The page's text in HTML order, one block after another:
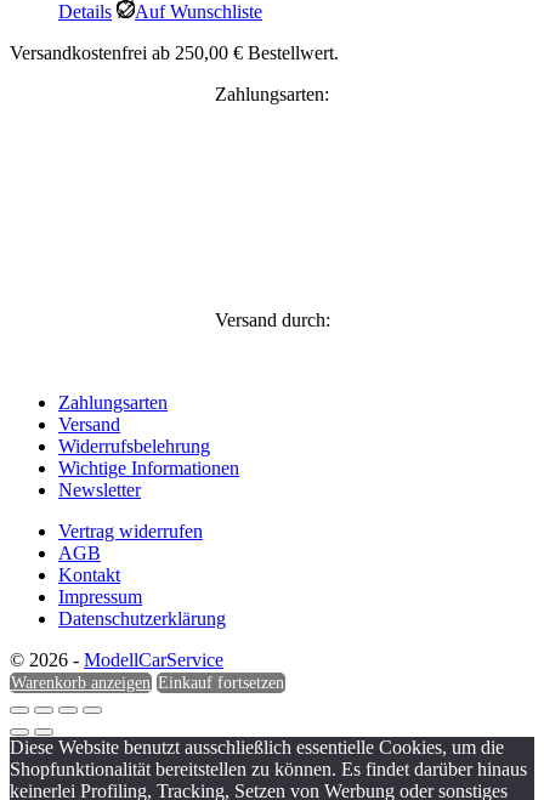
Details
Auf Wunschliste
Versandkostenfrei ab 250,00 € Bestellwert.
Zahlungsarten:
Versand durch:
Zahlungsarten
Versand
Widerrufsbelehrung
Wichtige Informationen
Newsletter
Vertrag widerrufen
AGB
Kontakt
Impressum
Datenschutzerklärung
© 2026 - ModellCarService
Warenkorb anzeigen Einkauf fortsetzen
Diese Website benutzt ausschließlich essentielle Cookies, um die
Shopfunktionalität bereitstellen zu können. Es findet darüber hinaus
keinerlei Profiling, Tracking, Setzen von Werbung oder sonstiges